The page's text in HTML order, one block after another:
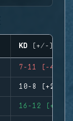
KD (+/-)
7-11 (-4)
10-8 (+2)
16-12 (+4)